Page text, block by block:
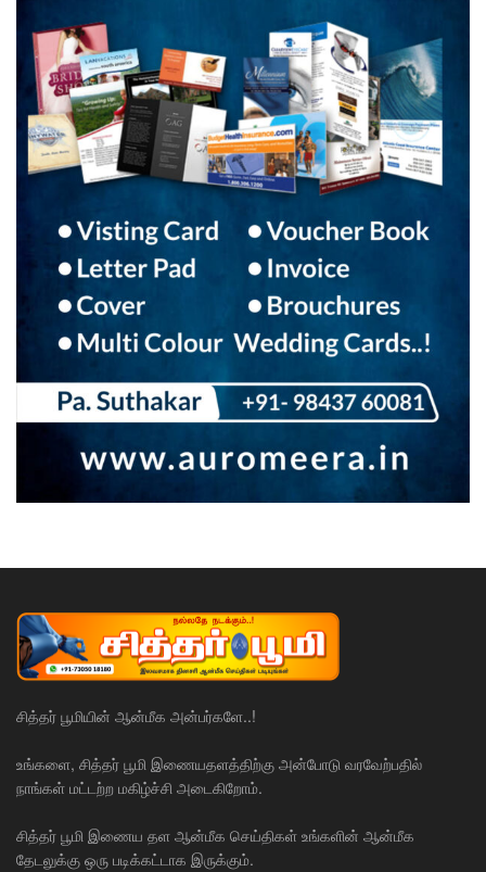
சித்தர் பூமியின் ஆன்மீக அன்பர்களே..!
உங்களை, சித்தர் பூமி இணையதளத்திற்கு அன்போடு வரவேற்பதில்
நாங்கள் மட்டற்ற மகிழ்ச்சி அடைகிறோம்.
சித்தர் பூமி இணைய தள ஆன்மீக செய்திகள் உங்களின் ஆன்மீக
தேடலுக்கு ஒரு படிக்கட்டாக இருக்கும்.